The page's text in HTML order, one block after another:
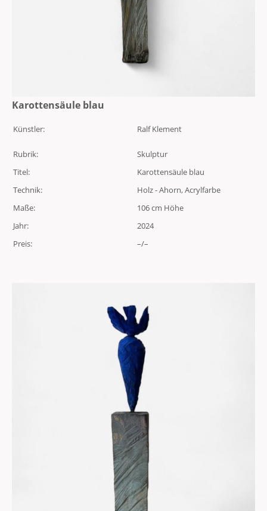
Karottensäule blau
Künstler: Ralf Klement
Rubrik:
Skulptur
Titel:
Karottensäule blau
Technik:
Holz - Ahorn, Acrylfarbe
Maße:
106 cm Höhe
Jahr:
2024
Preis:
–/–